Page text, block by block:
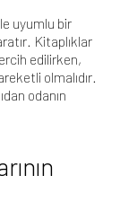
uyumlu bir
Kitaplıklar
edilirken,
olmalıdır.
odanın